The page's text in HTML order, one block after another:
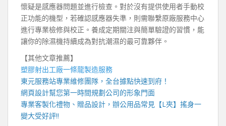
懷疑是感應器問題並進行檢查。對於沒有提供使用者手動校
正功能的機型，若確認感應器失準，則需聯繫原廠服務中心
進行專業檢修與校正。養成定期關注與簡單驗證的習慣，能
讓你的除濕機持續成為對抗潮濕的最可靠夥伴。
【其他文章推薦】
塑膠射出工廠一條龍製造服務
東元服務站專業維修團隊，全台據點快速到府！
網頁設計幫您第一時間規劃公司的形象門面
專業客製化禮物、贈品設計，辦公用品常見【L夾】搖身一
變大受好評!!